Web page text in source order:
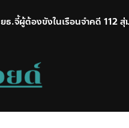
จี้ผู้ต้องขังในเรือนจำคดี 112 สุ่ม
ยิง ในโรงเรียนย่านนนทบุรี ทั